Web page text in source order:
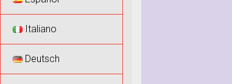
Italiano
Deutsch